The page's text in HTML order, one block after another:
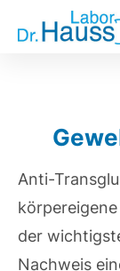
Anti-
der
Nachweis